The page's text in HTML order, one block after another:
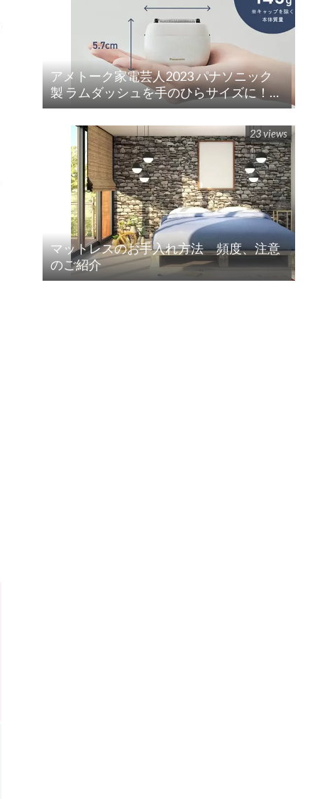
アメトーク家電芸人2023 パナソニック
製 ラムダッシュを手のひらサイズに！
ラムダッシュ パームイン5枚刃(ES-PV3A-
マットレスのお手入れ方法 頻度、注意
のご紹介
23 views